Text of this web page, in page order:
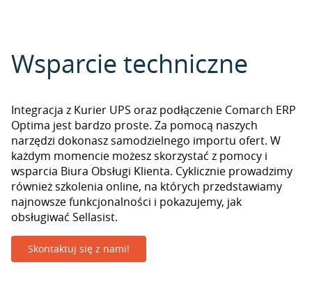
Wsparcie techniczne
Integracja z Kurier UPS oraz podłączenie Comarch ERP
Optima jest bardzo proste. Za pomocą naszych
narzędzi dokonasz samodzielnego importu ofert. W
każdym momencie możesz skorzystać z pomocy i
wsparcia Biura Obsługi Klienta. Cyklicznie prowadzimy
również szkolenia online, na których przedstawiamy
najnowsze funkcjonalności i pokazujemy, jak
obsługiwać Sellasist.
Skontaktuj się z nami!